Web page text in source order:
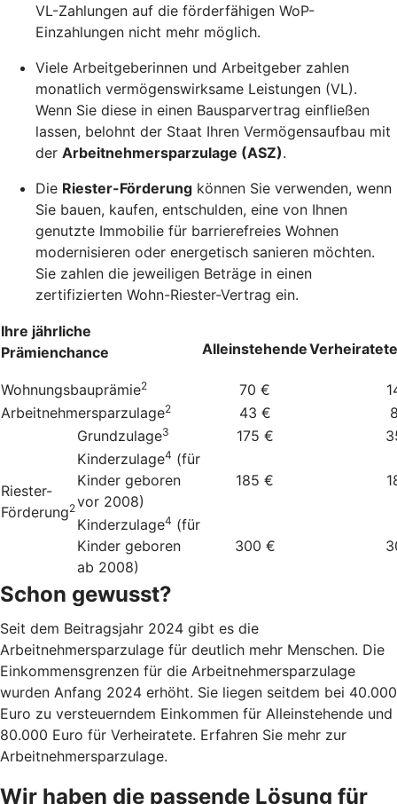
VL-Zahlungen auf die förderfähigen WoP-
Einzahlungen nicht mehr möglich.
Viele Arbeitgeberinnen und Arbeitgeber zahlen
monatlich vermögenswirksame Leistungen (VL).
Wenn Sie diese in einen Bausparvertrag einfließen
lassen, belohnt der Staat Ihren Vermögensaufbau mit
der Arbeitnehmersparzulage (ASZ).
Die Riester-Förderung können Sie verwenden, wenn
Sie bauen, kaufen, entschulden, eine von Ihnen
genutzte Immobilie für barrierefreies Wohnen
modernisieren oder energetisch sanieren möchten.
Sie zahlen die jeweiligen Beträge in einen
zertifizierten Wohn-Riester-Vertrag ein.
Ihre jährliche
Prämienchance
Alleinstehende
Wohnungsbauprämie2 70 €
Arbeitnehmersparzulage2 43 €
Riester-
Förderung2
Grundzulage3 175 €
Kinderzulage4 (für
Kinder geboren
vor 2008)
185 €
Kinderzulage4 (für
Kinder geboren
ab 2008)
300 €
Schon gewusst?
Seit dem Beitragsjahr 2024 gibt es die
Arbeitnehmersparzulage für deutlich mehr Menschen. Die
Einkommensgrenzen für die Arbeitnehmersparzulage
wurden Anfang 2024 erhöht. Sie liegen seitdem bei 40.000
Euro zu versteuerndem Einkommen für Alleinstehende und
80.000 Euro für Verheiratete. Erfahren Sie mehr zur
Arbeitnehmersparzulage.
Wir haben die passende Lösung für